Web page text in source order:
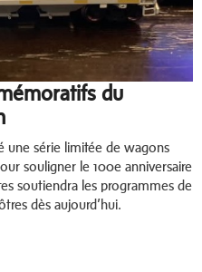
du
une série limitée de wagons
souligner le 100e anniversaire
soutiendra les programmes de
dès aujourd’hui.